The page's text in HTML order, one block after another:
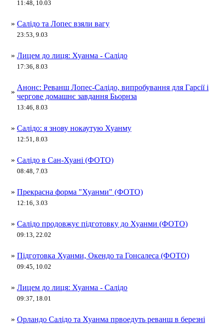
11:48, 10.03
» Салідо та Лопес взяли вагу
23:53, 9.03
» Лицем до лиця: Хуанма - Салідо
17:36, 8.03
»
Анонс: Реванш Лопес-Салідо, випробування для Гарсії і
чергове домашнє завдання Бьорнза
13:46, 8.03
» Салідо: я знову нокаутую Хуанму
12:51, 8.03
» Салідо в Сан-Хуані (ФОТО)
08:48, 7.03
» Прекрасна форма "Хуанми" (ФОТО)
12:16, 3.03
» Салідо продовжує підготовку до Хуанми (ФОТО)
09:13, 22.02
» Підготовка Хуанми, Окендо та Гонсалеса (ФОТО)
09:45, 10.02
» Лицем до лиця: Хуанма - Салідо
09:37, 18.01
» Орландо Салідо та Хуанма првоедуть реванш в березні